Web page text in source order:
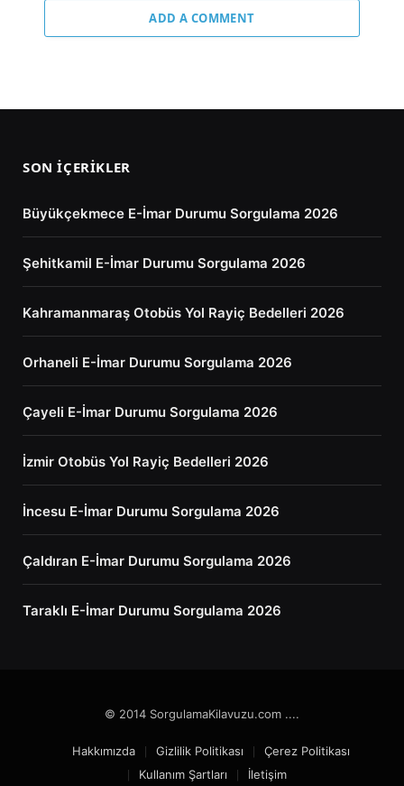
ADD A COMMENT
SON İÇERIKLER
Büyükçekmece E-İmar Durumu Sorgulama 2026
Şehitkamil E-İmar Durumu Sorgulama 2026
Kahramanmaraş Otobüs Yol Rayiç Bedelleri 2026
Orhaneli E-İmar Durumu Sorgulama 2026
Çayeli E-İmar Durumu Sorgulama 2026
İzmir Otobüs Yol Rayiç Bedelleri 2026
İncesu E-İmar Durumu Sorgulama 2026
Çaldıran E-İmar Durumu Sorgulama 2026
Taraklı E-İmar Durumu Sorgulama 2026
© 2014 SorgulamaKilavuzu.com ....
Hakkımızda Gizlilik Politikası
Çerez Politikası
Kullanım Şartları
İletişim